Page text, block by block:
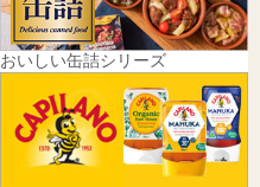
おいしい缶詰シリーズ